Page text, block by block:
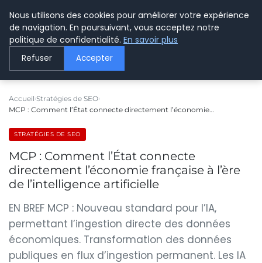
LE WEBMARKETING
Accueil Stratégies de SEO
MCP : Comment l’État connecte directement l’économie…
STRATÉGIES DE SEO
MCP : Comment l’État connecte
directement l’économie française à l’ère
de l’intelligence artificielle
EN BREF MCP : Nouveau standard pour l’IA,
permettant l’ingestion directe des données
économiques. Transformation des données
publiques en flux d’ingestion permanent. Les IA
Nous utilisons des cookies pour améliorer votre expérience
de navigation. En poursuivant, vous acceptez notre
politique de confidentialité. En savoir plus
Refuser Accepter